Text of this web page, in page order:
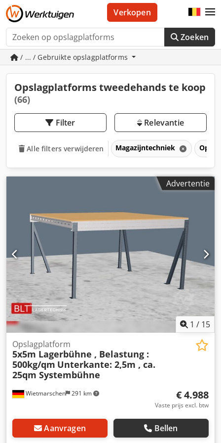
Zoeken
Verkopen
/ ... / Gebruikte opslagplatforms
Opslagplatforms tweedehands te koop
(66)
Filter Relevantie
Alle filters verwijderen Magazijntechniek
Advertentie
1 / 15
Wietmarschen 291 km
Opslagplatform
5x5m Lagerbühne , Belastung :
500kg/qm Unterkante: 2,5m , ca.
25qm Systembühne
€ 4.988
Vaste prijs excl. btw
Aanvragen Bellen